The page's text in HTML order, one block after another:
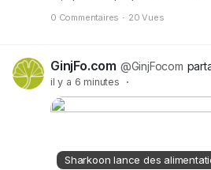
0 Commentaires · 20 Vues
GinjFo.com @GinjFocom
il y a 6 minutes ·